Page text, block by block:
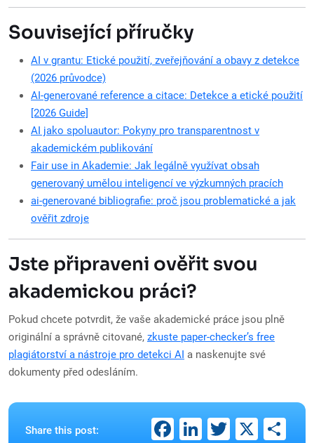
Související příručky
AI v grantu: Etické použití, zveřejňování a obavy z detekce
(2026 průvodce)
AI-generované reference a citace: Detekce a etické použití
[2026 Guide]
AI jako spoluautor: Pokyny pro transparentnost v
akademickém publikování
Fair use in Akademie: Jak legálně využívat obsah
generovaný umělou inteligencí ve výzkumných pracích
ai-generované bibliografie: proč jsou problematické a jak
ověřit zdroje
Jste připraveni ověřit svou
akademickou práci?
Pokud chcete potvrdit, že vaše akademické práce jsou plně
originální a správně citované, zkuste paper-checker’s free
plagiátorství a nástroje pro detekci AI a naskenujte své
dokumenty před odesláním.
Share this post: Facebook
LinkedIn
Twitter
X